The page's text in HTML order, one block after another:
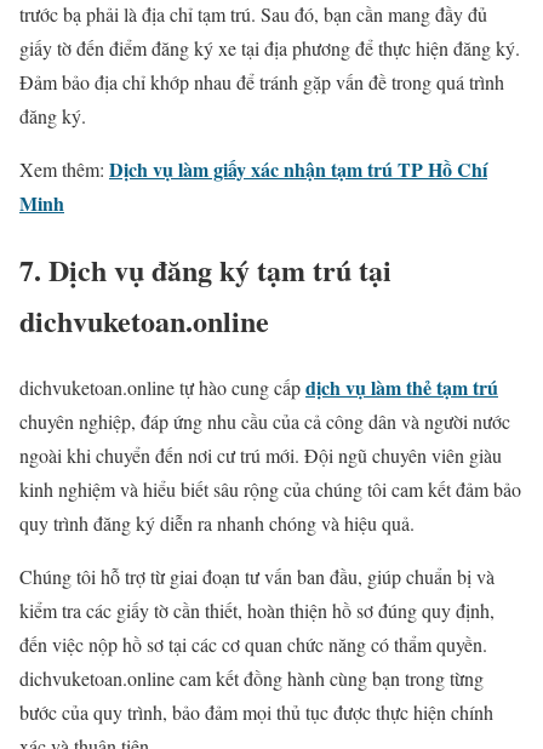
trước bạ phải là địa chỉ tạm trú. Sau đó, bạn cần mang đầy đủ
giấy tờ đến điểm đăng ký xe tại địa phương để thực hiện đăng ký.
Đảm bảo địa chỉ khớp nhau để tránh gặp vấn đề trong quá trình
đăng ký.
Xem thêm: Dịch vụ làm giấy xác nhận tạm trú TP Hồ Chí
Minh
7. Dịch vụ đăng ký tạm trú tại
dichvuketoan.online
dichvuketoan.online tự hào cung cấpdịch vụ làm thẻ tạm trú
chuyên nghiệp, đáp ứng nhu cầu của cả công dân và người nước
ngoài khi chuyển đến nơi cư trú mới. Đội ngũ chuyên viên giàu
kinh nghiệm và hiểu biết sâu rộng của chúng tôi cam kết đảm bảo
quy trình đăng ký diễn ra nhanh chóng và hiệu quả.
Chúng tôi hỗ trợ từ giai đoạn tư vấn ban đầu, giúp chuẩn bị và
kiểm tra các giấy tờ cần thiết, hoàn thiện hồ sơ đúng quy định,
đến việc nộp hồ sơ tại các cơ quan chức năng có thẩm quyền.
dichvuketoan.online cam kết đồng hành cùng bạn trong từng
bước của quy trình, bảo đảm mọi thủ tục được thực hiện chính